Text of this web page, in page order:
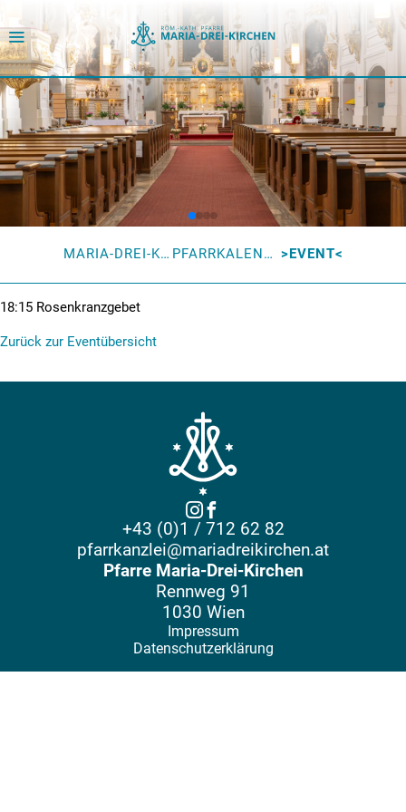
MARIA-DREI-KIRCHEN PFARRKALENDER EVENT
18:15 Rosenkranzgebet
Zurück zur Eventübersicht
+43 (0)1 / 712 62 82
pfarrkanzlei@mariadreikirchen.at
Pfarre Maria-Drei-Kirchen
Rennweg 91
1030 Wien
Impressum
Datenschutzerklärung